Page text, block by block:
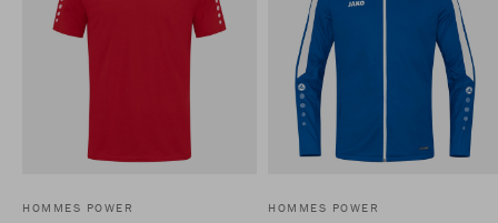
HOMMES POWER HOMMES POWER